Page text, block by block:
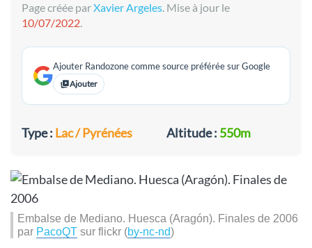
Page créée parXavier Argeles. Mise à jour le
10/07/2022.
Ajouter Randozone comme source préférée sur Google
Ajouter
Type : Lac / Pyrénées Altitude : 550m
Embalse de Mediano. Huesca (Aragón). Finales de 2006
par PacoQT sur flickr (by-nc-nd)